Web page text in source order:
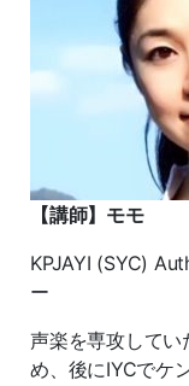
【講師】モモ
KPJAYI (SYC)
ー
声楽を専攻して
め、後にIYCでケ